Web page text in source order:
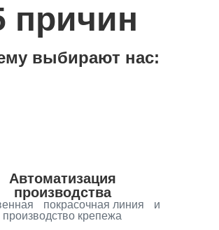
причин
выбирают нас:
Автоматизация
производства
покрасочная линия и
производство крепежа